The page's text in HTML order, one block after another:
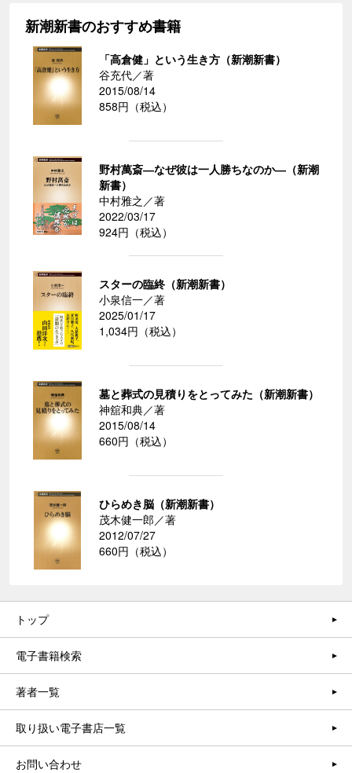
新潮新書のおすすめ書籍
「高倉健」という生き方（新潮新書）
谷充代／著
2015/08/14
858円（税込）
野村萬斎―なぜ彼は一人勝ちなのか―（新潮
新書）
中村雅之／著
2022/03/17
924円（税込）
スターの臨終（新潮新書）
小泉信一／著
2025/01/17
1,034円（税込）
墓と葬式の見積りをとってみた（新潮新書）
神舘和典／著
2015/08/14
660円（税込）
ひらめき脳（新潮新書）
茂木健一郎／著
2012/07/27
660円（税込）
トップ
電子書籍検索
著者一覧
取り扱い電子書店一覧
お問い合わせ